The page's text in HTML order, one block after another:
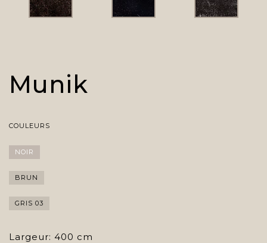
Munik
COULEURS
NOIR
BRUN
GRIS 03
Largeur: 400 cm